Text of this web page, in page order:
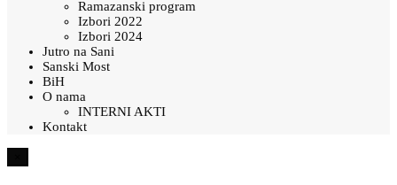
Ramazanski program
Izbori 2022
Izbori 2024
Jutro na Sani
Sanski Most
BiH
O nama
INTERNI AKTI
Kontakt